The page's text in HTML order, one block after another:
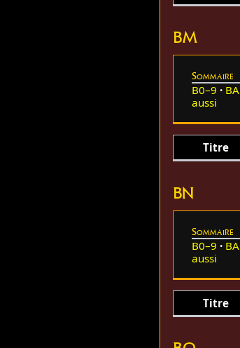
BM
Sommaire
B0–9 BA
aussi
Titre
BN
Sommaire
B0–9 BA
aussi
Titre